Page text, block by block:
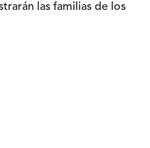
las familias de los